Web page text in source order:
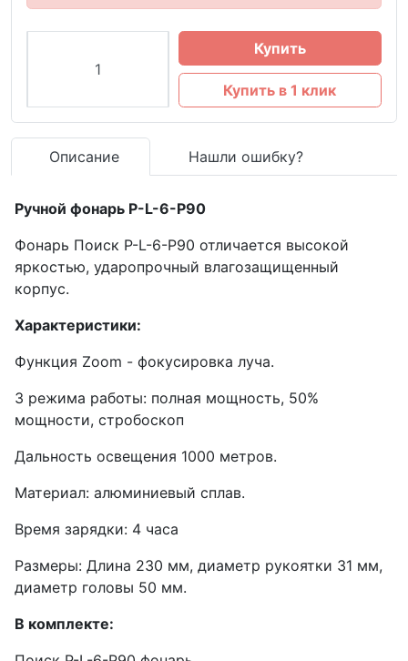
Купить
Купить в 1 клик
Описание Нашли ошибку?
Ручной фонарь P-L-6-P90
Фонарь Поиск P-L-6-P90 отличается высокой
яркостью, ударопрочный влагозащищенный
корпус.
Характеристики:
Функция Zoom - фокусировка луча.
3 режима работы: полная мощность, 50%
мощности, стробоскоп
Дальность освещения 1000 метров.
Материал: алюминиевый сплав.
Время зарядки: 4 часа
Размеры: Длина 230 мм, диаметр рукоятки 31 мм,
диаметр головы 50 мм.
В комплекте: